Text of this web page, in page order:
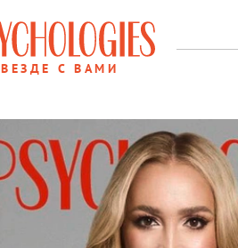
ВЕЗДЕ С ВАМИ